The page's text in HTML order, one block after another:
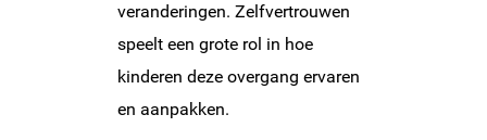
veranderingen. Zelfvertrouwen
speelt een grote rol in hoe
kinderen deze overgang ervaren
en aanpakken.